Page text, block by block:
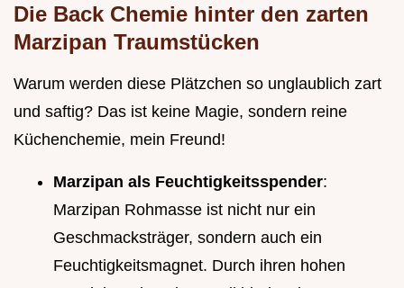
Die Back Chemie hinter den zarten
Marzipan Traumstücken
Warum werden diese Plätzchen so unglaublich zart
und saftig? Das ist keine Magie, sondern reine
Küchenchemie, mein Freund!
Marzipan als Feuchtigkeitsspender:
Marzipan Rohmasse ist nicht nur ein
Geschmacksträger, sondern auch ein
Feuchtigkeitsmagnet. Durch ihren hohen